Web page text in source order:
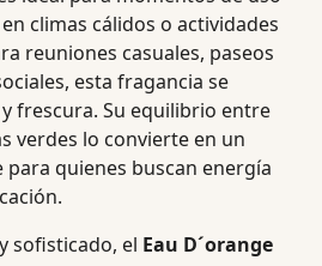
climas cálidos o actividades
reuniones casuales, paseos
esta fragancia se
frescura. Su equilibrio entre
verdes lo convierte en un
quienes buscan energía
sofisticado, el Eau D´orange